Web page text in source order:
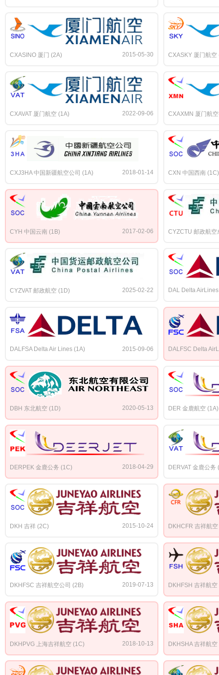
CXASINO 厦门 (2A) 2015-05-30 CXASKY 厦门航空
CXAVAT 厦门航空 (1A) 2022-09-06 CXAXMN 厦门航
CXJ3HA 中国新疆航空公司 (1A) 2018-01-14 CXN 中国西南 (1C)
CYH 中国云南 (1B) 2017-02-06 CYZCTU 邮政航空
CYZVAT 邮政航空 (1D) 2025-02-22 DAL Delta
DALFSA Delta Air Lines (1A) 2015-09-06 DALFSC Delta
DBH 东北航空 (1D) 2020-05-13 DER 金鹿航空 (1A)
DERPEK 金鹿公务 (1C) 2018-04-29 DERVAT 金鹿公务
DKH 吉祥 (2C) 2015-10-24 DKHCFR 吉祥航
DKHFSC 吉祥航空公司 (2B) 2019-07-13 DKHFSH 吉祥航
DKHPVG 上海吉祥航空 (1C) 2018-10-13 DKHSHA 吉祥航